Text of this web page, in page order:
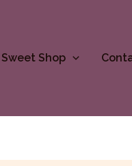
Sweet Shop